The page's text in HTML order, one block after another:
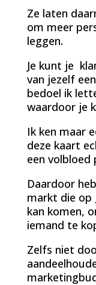
Ze laten
om meer
leggen.
Je kunt je
van jezelf
bedoel ik
waardoor je
Ik ken maar
deze kaart
een volbloed
Daardoor
markt die op
kan komen,
iemand te
Zelfs niet